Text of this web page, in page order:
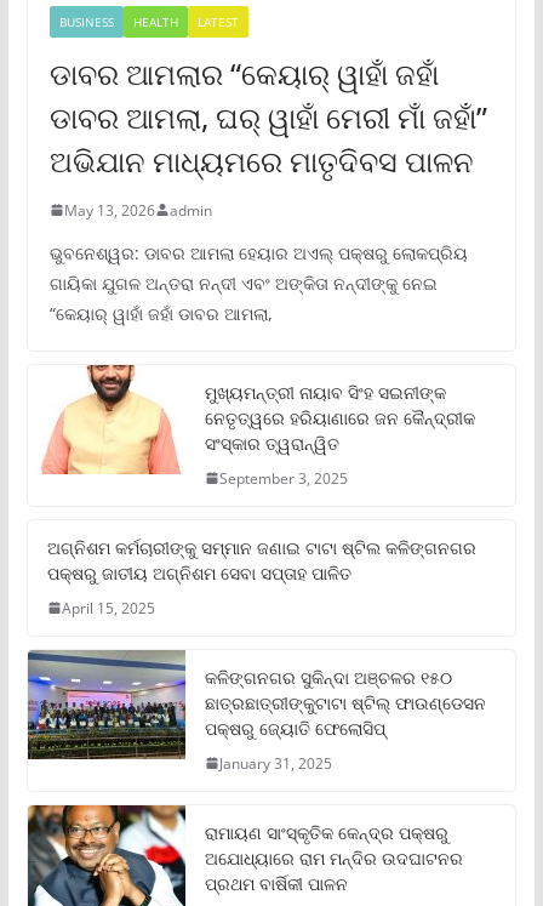
BUSINESS HEALTH LATEST
ଡାବର ଆମଲାର “କେୟାର୍ ୱାହାଁ ଜହାଁ
ଡାବର ଆମଲା, ଘର୍ ୱାହାଁ ମେରୀ ମାଁ ଜହାଁ”
ଅଭିଯାନ ମାଧ୍ୟମରେ ମାତୃଦିବସ ପାଳନ
May 13, 2026 admin
ଭୁବନେଶ୍ୱର: ଡାବର ଆମଲା ହେୟାର ଅଏଲ୍ ପକ୍ଷରୁ ଲୋକପ୍ରିୟ
ଗାୟିକା ଯୁଗଳ ଅନ୍ତରା ନନ୍ଦୀ ଏବଂ ଅଙ୍କିତା ନନ୍ଦୀଙ୍କୁ ନେଇ
“କେୟାର୍ ୱାହାଁ ଜହାଁ ଡାବର ଆମଲା,
ମୁଖ୍ୟମନ୍ତ୍ରୀ ନାୟାବ ସିଂହ ସଇନୀଙ୍କ
ନେତୃତ୍ୱରେ ହରିୟାଣାରେ ଜନ କୈନ୍ଦ୍ରୀକ
ସଂସ୍କାର ତ୍ୱରାନ୍ୱିତ
September 3, 2025
ଅଗ୍ନିଶମ କର୍ମଚାରୀଙ୍କୁ ସମ୍ମାନ ଜଣାଇ ଟାଟା ଷ୍ଟିଲ କଳିଙ୍ଗନଗର
ପକ୍ଷରୁ ଜାତୀୟ ଅଗ୍ନିଶମ ସେବା ସପ୍ତାହ ପାଳିତ
April 15, 2025
କଳିଙ୍ଗନଗର ସୁକିନ୍ଦା ଅଞ୍ଚଳର ୧୫୦
ଛାତ୍ରଛାତ୍ରୀଙ୍କୁଟାଟା ଷ୍ଟିଲ୍ ଫାଉଣ୍ଡେସନ
ପକ୍ଷରୁ ଜ୍ୟୋତି ଫେଲୋସିପ୍‌
January 31, 2025
ରାମାୟଣ ସାଂସ୍କୃତିକ କେନ୍ଦ୍ର ପକ୍ଷରୁ
ଅଯୋଧ୍ୟାରେ ରାମ ମନ୍ଦିର ଉଦଘାଟନର
ପ୍ରଥମ ବାର୍ଷିକୀ ପାଳନ